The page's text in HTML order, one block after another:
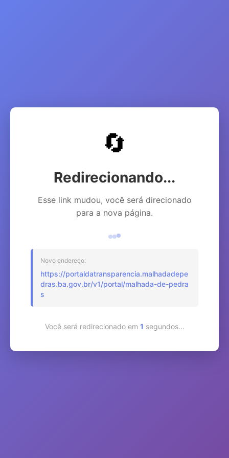
🔄
Redirecionando...
Esse link mudou, você será direcionado
para a nova página.
Novo endereço:
https://portaldatransparencia.malhadadepe
dras.ba.gov.br/v1/portal/malhada-de-pedra
s
Você será redirecionado em 1 segundos...